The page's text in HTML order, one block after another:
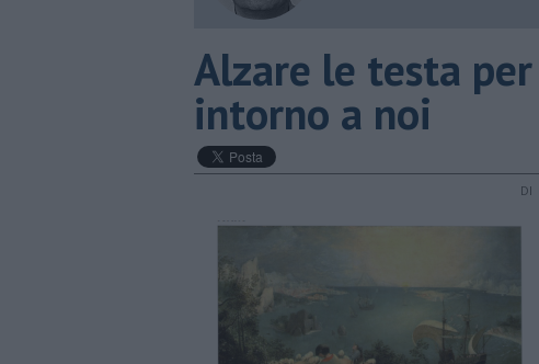
Alzare le testa per
intorno a noi
DI